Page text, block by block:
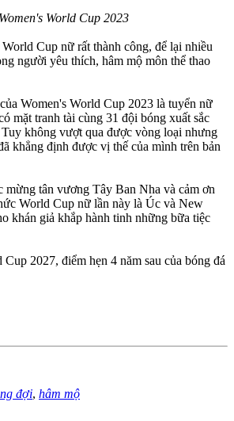
World Cup 2023
Cup nữ rất thành công, để lại nhiều
người yêu thích, hâm mộ môn thể thao
Women's World Cup 2023 là tuyển nữ
mặt tranh tài cùng 31 đội bóng xuất sắc
Tuy không vượt qua được vòng loại nhưng
khẳng định được vị thế của mình trên bản
mừng tân vương Tây Ban Nha và cảm ơn
World Cup nữ lần này là Úc và New
khán giả khắp hành tinh những bữa tiệc
2027, điểm hẹn 4 năm sau của bóng đá
đợi, hâm mộ